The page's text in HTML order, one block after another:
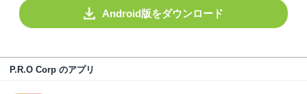
Android版をダウンロード
P.R.O Corp のアプリ